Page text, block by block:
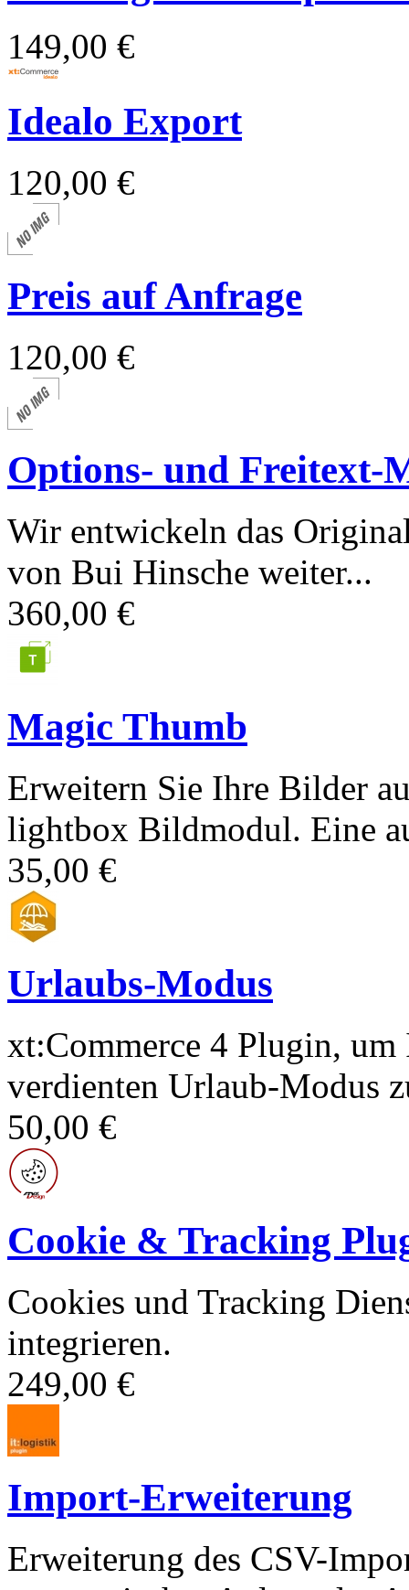
149,00 €
Idealo Export
120,00 €
Preis auf Anfrage
120,00 €
Options- und Freitext-
Wir entwickeln das
von Bui Hinsche weiter...
360,00 €
Magic Thumb
Erweitern Sie Ihre Bilder
lightbox Bildmodul. Eine
35,00 €
Urlaubs-Modus
xt:Commerce 4 Plugin,
verdienten Urlaub-Modus
50,00 €
Cookie & Tracking
Cookies und Tracking
integrieren.
249,00 €
Import-Erweiterung
Erweiterung des CSV-